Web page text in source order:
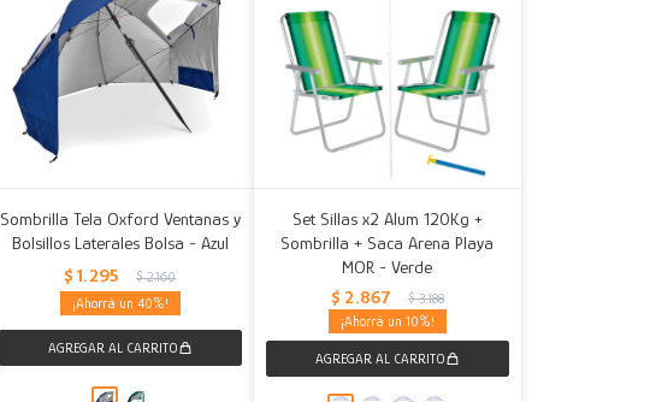
Sombrilla Tela Oxford Ventanas y
Bolsillos Laterales Bolsa - Azul
$ 1.295 $ 2.160
40
Set Sillas x2 Alum 120Kg +
Sombrilla + Saca Arena Playa
MOR - Verde
$ 2.867 $ 3.188
10